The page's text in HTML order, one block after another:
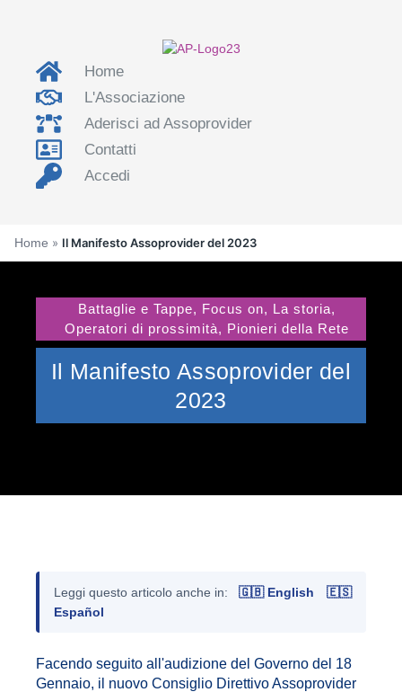
Home
L'Associazione
Aderisci ad Assoprovider
Contatti
Accedi
Home » Il Manifesto Assoprovider del 2023
Battaglie e Tappe, Focus on, La storia,
Operatori di prossimità, Pionieri della Rete
Il Manifesto Assoprovider del
2023
Leggi questo articolo anche in: 🇬🇧 English
🇪🇸
Español
Facendo seguito all'audizione del Governo del 18
Gennaio, il nuovo Consiglio Direttivo Assoprovider